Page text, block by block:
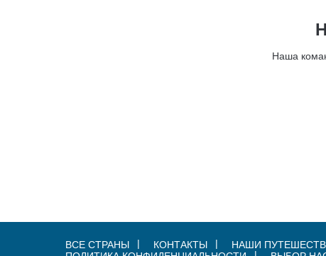
Наша
ВСЕ СТРАНЫ КОНТАКТЫ НАШИ